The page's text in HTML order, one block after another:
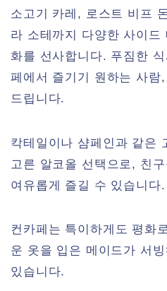
소고기 카레, 로스트 비프
라 소테까지 다양한 사이드
화를 선사합니다. 푸짐한
페에서 즐기기 원하는 사람
드립니다.
칵테일이나 샴페인과 같은
고른 알코올 선택으로, 친
여유롭게 즐길 수 있습니다.
컨카페는 특이하게도 평화
운 옷을 입은 메이드가 서
있습니다.